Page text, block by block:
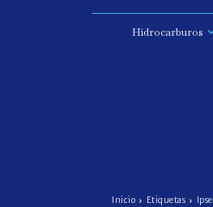
Hidrocarburos
Inicio Etiquetas Ipse